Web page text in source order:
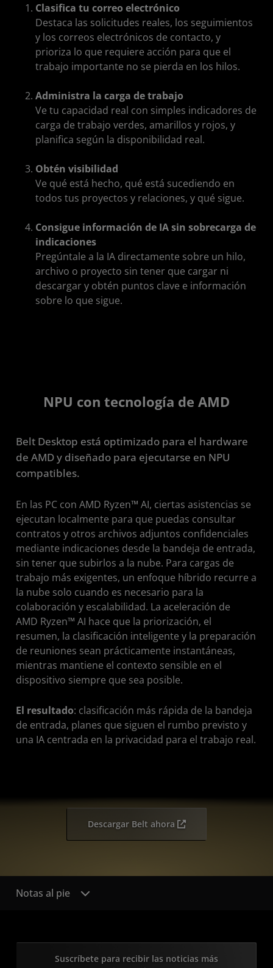
Clasifica tu correo electrónico
Destaca las solicitudes reales, los seguimientos
y los correos electrónicos de contacto, y
prioriza lo que requiere acción para que el
trabajo importante no se pierda en los hilos.
Administra la carga de trabajo
Ve tu capacidad real con simples indicadores de
carga de trabajo verdes, amarillos y rojos, y
planifica según la disponibilidad real.
Obtén visibilidad
Ve qué está hecho, qué está sucediendo en
todos tus proyectos y relaciones, y qué sigue.
Consigue información de IA sin sobrecarga de
indicaciones
Pregúntale a la IA directamente sobre un hilo,
archivo o proyecto sin tener que cargar ni
descargar y obtén puntos clave e información
sobre lo que sigue.
NPU con tecnología de AMD
Belt Desktop está optimizado para el hardware
de AMD y diseñado para ejecutarse en NPU
compatibles.
En las PC con AMD Ryzen™ AI, ciertas asistencias se
ejecutan localmente para que puedas consultar
contratos y otros archivos adjuntos confidenciales
mediante indicaciones desde la bandeja de entrada,
sin tener que subirlos a la nube. Para cargas de
trabajo más exigentes, un enfoque híbrido recurre a
la nube solo cuando es necesario para la
colaboración y escalabilidad. La aceleración de
AMD Ryzen™ AI hace que la priorización, el
resumen, la clasificación inteligente y la preparación
de reuniones sean prácticamente instantáneas,
mientras mantiene el contexto sensible en el
dispositivo siempre que sea posible.
El resultado: clasificación más rápida de la bandeja
de entrada, planes que siguen el rumbo previsto y
una IA centrada en la privacidad para el trabajo real.
Descargar Belt ahora
Notas al pie
Suscríbete para recibir las noticias más